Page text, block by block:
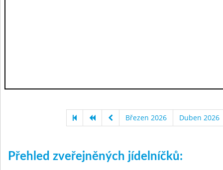
Březen 2026 Duben 2026
Přehled zveřejněných jídelníčků: